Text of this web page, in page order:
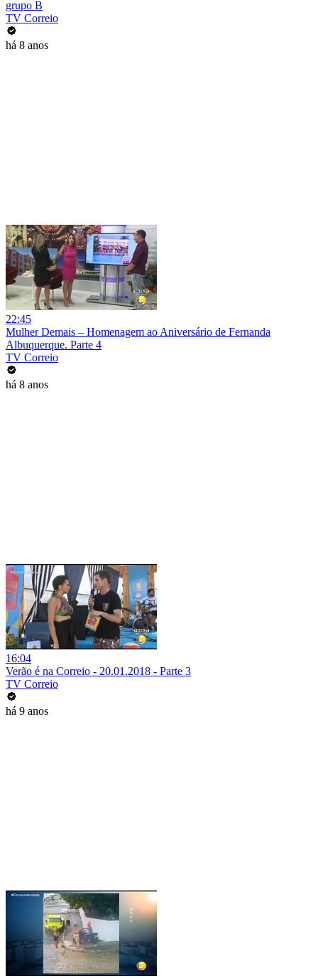
grupo B
TV Correio
há 8 anos
22:45
Mulher Demais – Homenagem ao Aniversário de Fernanda
Albuquerque. Parte 4
TV Correio
há 8 anos
16:04
Verão é na Correio - 20.01.2018 - Parte 3
TV Correio
há 9 anos